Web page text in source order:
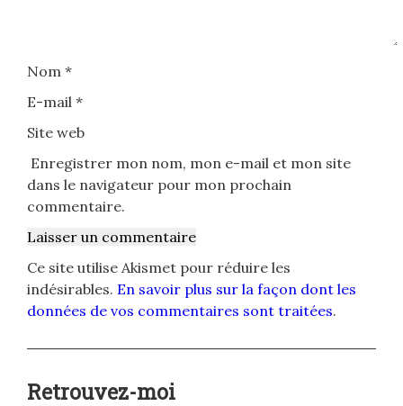
Nom *
E-mail *
Site web
Enregistrer mon nom, mon e-mail et mon site
dans le navigateur pour mon prochain
commentaire.
Ce site utilise Akismet pour réduire les
indésirables. En savoir plus sur la façon dont les
données de vos commentaires sont traitées.
Retrouvez-moi